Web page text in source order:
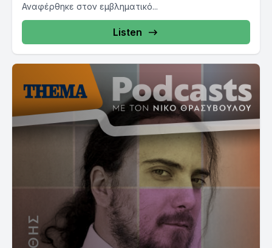
Αναφέρθηκε στον εμβληματικό...
Listen